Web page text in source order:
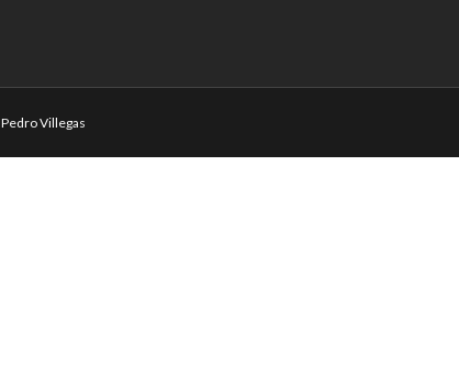
Pedro Villegas